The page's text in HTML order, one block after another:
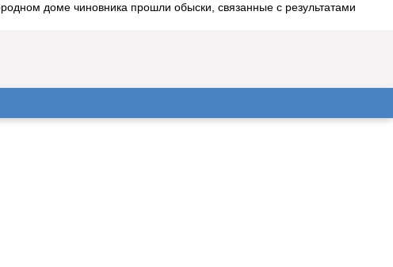
доме чиновника прошли обыски, связанные с результатами